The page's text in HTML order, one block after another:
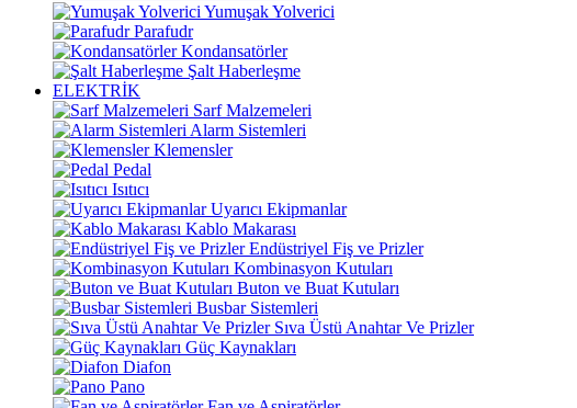
Yumuşak Yolverici
Parafudr
Kondansatörler
Şalt Haberleşme
ELEKTRİK
Sarf Malzemeleri
Alarm Sistemleri
Klemensler
Pedal
Isıtıcı
Uyarıcı Ekipmanlar
Kablo Makarası
Endüstriyel Fiş ve Prizler
Kombinasyon Kutuları
Buton ve Buat Kutuları
Busbar Sistemleri
Sıva Üstü Anahtar Ve Prizler
Güç Kaynakları
Diafon
Pano